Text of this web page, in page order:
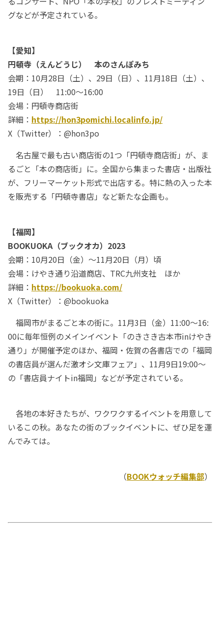
グなどが予定されている。
【愛知】
円頓寺（えんどうじ） 本のさんぽみち
会期：10月28日（土）、29日（日）、11月18日（土）、
19日（日） 11:00～16:00
会場：円頓寺商店街
詳細： https://hon3pomichi.localinfo.jp/
X（Twitter）：@hon3po
名古屋で最も古い商店街の1つ「円頓寺商店街」が、ま
るごと「本の商店街」に。全国から集まった書店・出版社
が、フリーマーケット形式で出店する。特に熱の入った本
を販売する「円頓寺書店」など新たな企画も。
【福岡】
BOOKUOKA（ブックオカ）2023
会期：10月20日（金）～11月20日（月）頃
会場：けやき通り沿道商店、TRC九州支社 ほか
詳細： https://bookuoka.com/
X（Twitter）：@bookuoka
福岡市がまるごと本の街に。11月3日（金）11:00～16:
00に毎年恒例のメインイベント「のきさき古本市inけやき
通り」が開催予定のほか、福岡・佐賀の各書店での「福岡
の書店員が選んだ激オシ文庫フェア」、11月9日19:00～
の「書店員ナイトin福岡」などが予定されている。
各地の本好きたちが、ワクワクするイベントを用意して
いるこの秋。あなたの街のブックイベントに、ぜひ足を運
んでみては。
（BOOKウォッチ編集部）